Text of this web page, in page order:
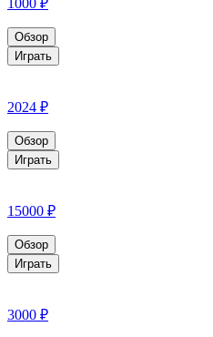
1000 ₽
Обзор
Играть
2024 ₽
Обзор
Играть
15000 ₽
Обзор
Играть
3000 ₽